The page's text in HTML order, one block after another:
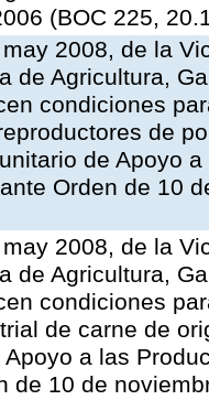
(BOC 225,
2008, de la
de Agricultura,
condiciones
de
de Apoyo
Orden de 10
2008, de la
de Agricultura,
condiciones
de carne de
a las
de 10 de